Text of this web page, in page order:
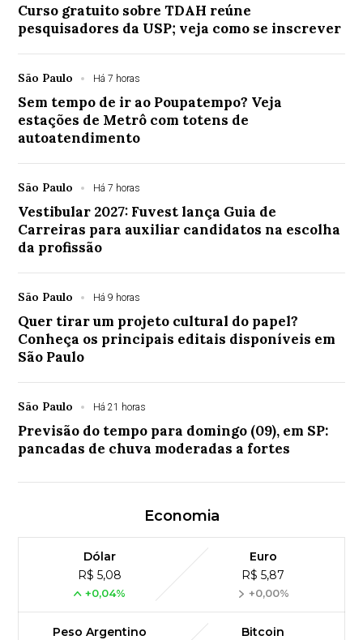
Curso gratuito sobre TDAH reúne
pesquisadores da USP; veja como se inscrever
São Paulo Há 7 horas
Sem tempo de ir ao Poupatempo? Veja
estações de Metrô com totens de
autoatendimento
São Paulo Há 7 horas
Vestibular 2027: Fuvest lança Guia de
Carreiras para auxiliar candidatos na escolha
da profissão
São Paulo Há 9 horas
Quer tirar um projeto cultural do papel?
Conheça os principais editais disponíveis em
São Paulo
São Paulo Há 21 horas
Previsão do tempo para domingo (09), em SP:
pancadas de chuva moderadas a fortes
Economia
Dólar
R$ 5,08
+0,04%
Euro
R$ 5,87
+0,00%
Peso Argentino
Bitcoin